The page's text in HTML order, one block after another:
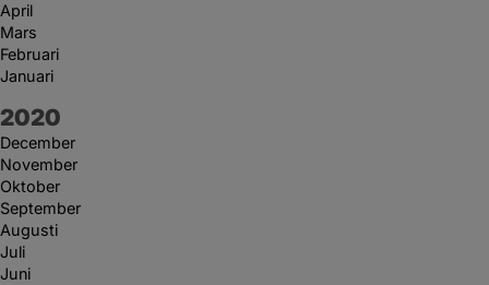
April
Mars
Februari
Januari
År:
2020
December
November
Oktober
September
Augusti
Juli
Juni